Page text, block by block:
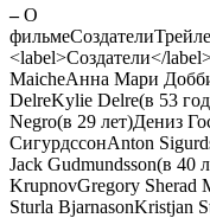
–О
фильме
<label>Создатели</
MaicheАнна Мари
DelreKylie Delre(в 53
Negro(в 29 лет)Дениз
СигурдссонAnton
Jack Gudmundsson(в 40
KrupnovGregory Sherad
Sturla BjarnasonKristjan